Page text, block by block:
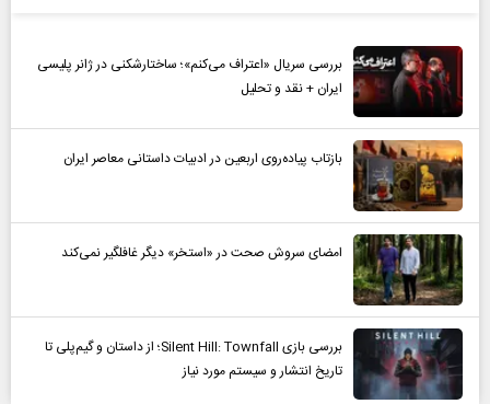
بررسی سریال «اعتراف می‌کنم»؛ ساختارشکنی در ژانر پلیسی
ایران + نقد و تحلیل
بازتاب پیاده‌روی اربعین در ادبیات داستانی معاصر ایران
امضای سروش صحت در «استخر» دیگر غافلگیر نمی‌کند
بررسی بازی Silent Hill: Townfall؛ از داستان و گیم‌پلی تا
تاریخ انتشار و سیستم مورد نیاز